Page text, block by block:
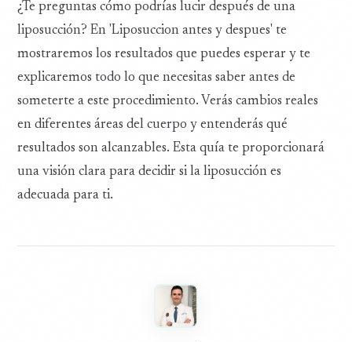
¿Te preguntas cómo podrías lucir después de una
liposucción? En 'Liposuccion antes y despues' te
mostraremos los resultados que puedes esperar y te
explicaremos todo lo que necesitas saber antes de
someterte a este procedimiento. Verás cambios reales
en diferentes áreas del cuerpo y entenderás qué
resultados son alcanzables. Esta quía te proporcionará
una visión clara para decidir si la liposucción es
adecuada para ti.